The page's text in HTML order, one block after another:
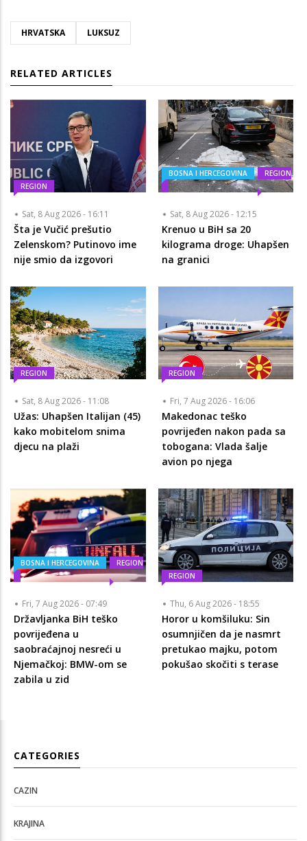
HRVATSKA LUKSUZ
RELATED ARTICLES
REGION
Sat, 8 Aug 2026 - 16:11
Šta je Vučić prešutio
Zelenskom? Putinovo ime
nije smio da izgovori
BOSNA I HERCEGOVINA REGION
Sat, 8 Aug 2026 - 12:15
Krenuo u BiH sa 20
kilograma droge: Uhapšen
na granici
REGION
Sat, 8 Aug 2026 - 11:08
Užas: Uhapšen Italijan (45)
kako mobitelom snima
djecu na plaži
REGION
Fri, 7 Aug 2026 - 16:06
Makedonac teško
povrijeđen nakon pada sa
tobogana: Vlada šalje
avion po njega
BOSNA I HERCEGOVINA REGION
Fri, 7 Aug 2026 - 07:49
Državljanka BiH teško
povrijeđena u
saobraćajnoj nesreći u
Njemačkoj: BMW-om se
zabila u zid
REGION
Thu, 6 Aug 2026 - 18:55
Horor u komšiluku: Sin
osumnjičen da je nasmrt
pretukao majku, potom
pokušao skočiti s terase
CATEGORIES
CAZIN
KRAJINA